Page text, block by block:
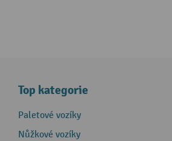
Top kategorie
Paletové vozíky
Nůžkové vozíky